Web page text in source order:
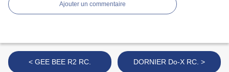
Ajouter un commentaire
< GEE BEE R2 RC. DORNIER Do-X RC. >